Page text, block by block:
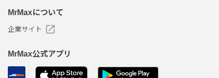
MrMaxについて
企業サイト
MrMax公式アプリ